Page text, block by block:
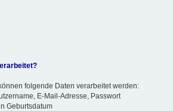
folgende Daten verarbeitet werden:
E-Mail-Adresse, Passwort
Geburtsdatum